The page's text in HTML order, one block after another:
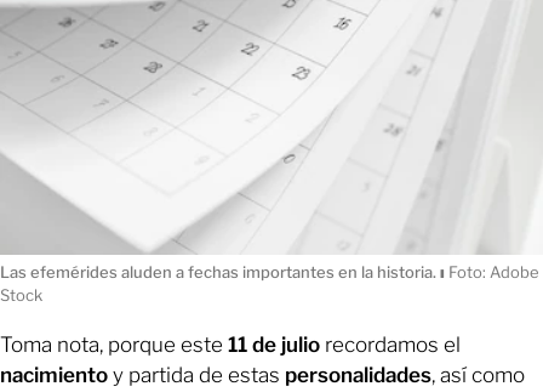
Las efemérides aluden a fechas importantes en la historia. ı Foto: Adobe
Stock
Toma nota, porque este 11 de julio recordamos el
nacimiento y partida de estas personalidades, así como